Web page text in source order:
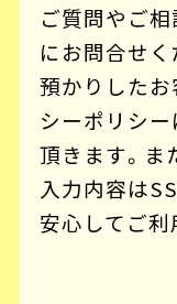
ご質問やご
にお問合せ
預かりしたお
シーポリシ
頂きます。ま
入力内容は
安心してご利